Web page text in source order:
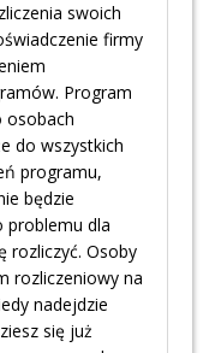
swoich
firmy
Program
osobach
do wszystkich
programu,
będzie
problemu dla
rozliczyć. Osoby
rozliczeniowy na
nadejdzie
się już